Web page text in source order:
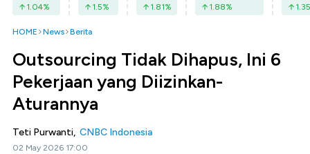
1.04% 1.5% 1.81% 1.88% 1.35
HOME News Berita
Outsourcing Tidak Dihapus, Ini 6
Pekerjaan yang Diizinkan-
Aturannya
Teti Purwanti, CNBC Indonesia
02 May 2026 17:00